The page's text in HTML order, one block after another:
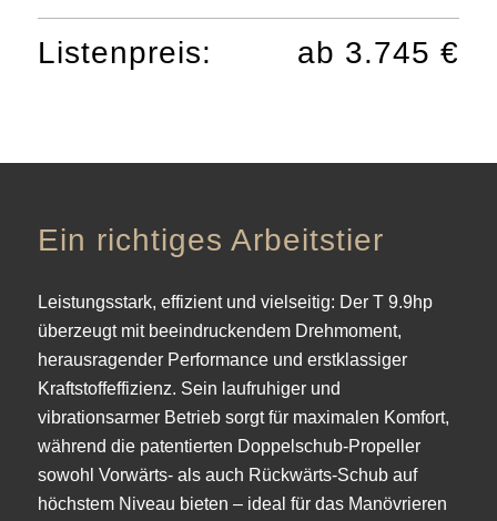
Listenpreis: ab 3.745 €
Ein richtiges Arbeitstier
Leistungsstark, effizient und vielseitig: Der T 9.9hp
überzeugt mit beeindruckendem Drehmoment,
herausragender Performance und erstklassiger
Kraftstoffeffizienz. Sein laufruhiger und
vibrationsarmer Betrieb sorgt für maximalen Komfort,
während die patentierten Doppelschub-Propeller
sowohl Vorwärts- als auch Rückwärts-Schub auf
höchstem Niveau bieten – ideal für das Manövrieren